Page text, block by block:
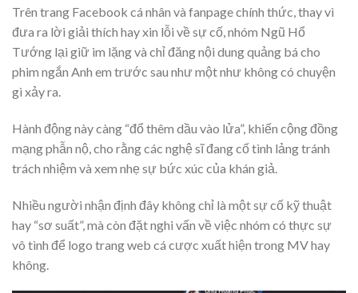
Trên trang Facebook cá nhân và fanpage chính thức, thay vì
đưa ra lời giải thích hay xin lỗi về sự cố, nhóm Ngũ Hổ
Tướng lại giữ im lặng và chỉ đăng nội dung quảng bá cho
phim ngắn Anh em trước sau như một như không có chuyện
gì xảy ra.
Hành động này càng “đổ thêm dầu vào lửa”, khiến cộng đồng
mạng phẫn nộ, cho rằng các nghệ sĩ đang cố tình lảng tránh
trách nhiệm và xem nhẹ sự bức xúc của khán giả.
Nhiều người nhận định đây không chỉ là một sự cố kỹ thuật
hay “sơ suất”, mà còn đặt nghi vấn về việc nhóm có thực sự
vô tình để logo trang web cá cược xuất hiện trong MV hay
không.